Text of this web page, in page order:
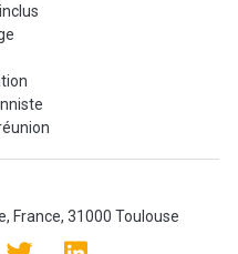
de 6 mois ;
et le studio photo
France, 31000 Toulouse